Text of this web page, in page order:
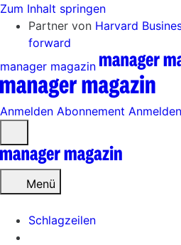
Zum Inhalt springen
Partner von Harvard
forward
manager magazin
Anmelden Abonnement Anmelden
öffnen
Menü
Schlagzeilen